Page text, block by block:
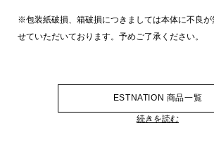
※包装紙破損、箱破損につきましては本体に不良が
せていただいております。予めご了承ください。
ESTNATION 商品一覧
続きを読む